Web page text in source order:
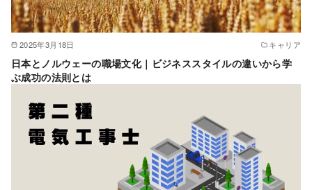
2025年3月18日 キャリア
日本とノルウェーの職場文化｜ビジネススタイルの違いから学
ぶ成功の法則とは